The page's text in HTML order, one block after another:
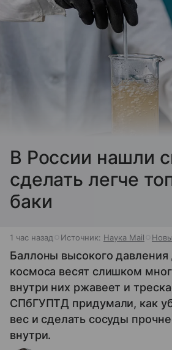
В России нашли
сделать легче
баки
1 час назад Источник: Наука Mail
Баллоны высокого давления
космоса весят слишком
внутри них ржавеет и
СПбГУПТД придумали, как
вес и сделать сосуды
внутри.